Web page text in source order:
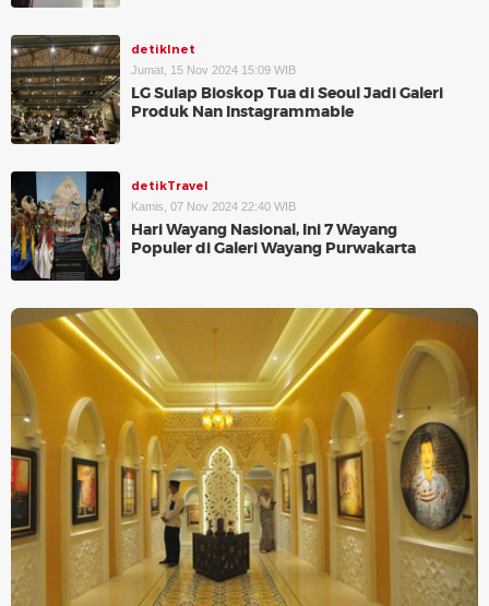
detikInet
Jumat, 15 Nov 2024 15:09 WIB
LG Sulap Bioskop Tua di Seoul Jadi Galeri
Produk Nan Instagrammable
detikTravel
Kamis, 07 Nov 2024 22:40 WIB
Hari Wayang Nasional, Ini 7 Wayang
Populer di Galeri Wayang Purwakarta